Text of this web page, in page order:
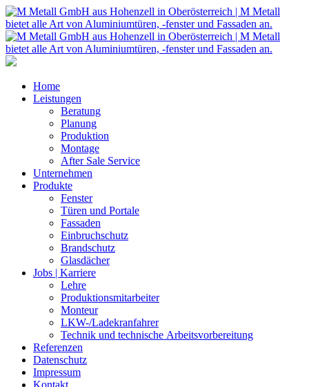
Home
Leistungen
Beratung
Planung
Produktion
Montage
After Sale Service
Unternehmen
Produkte
Fenster
Türen und Portale
Fassaden
Einbruchschutz
Brandschutz
Glasdächer
Jobs | Karriere
Lehre
Produktionsmitarbeiter
Monteur
LKW-/Ladekranfahrer
Technik und technische Arbeitsvorbereitung
Referenzen
Datenschutz
Impressum
Kontakt